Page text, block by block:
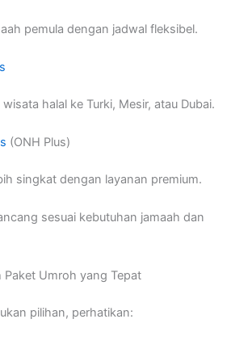
pemula dengan jadwal fleksibel.
halal ke Turki, Mesir, atau Dubai.
(ONH Plus)
singkat dengan layanan premium.
sesuai kebutuhan jamaah dan
Paket Umroh yang Tepat
pilihan, perhatikan: